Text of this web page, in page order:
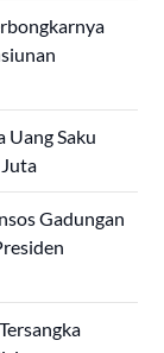
Uang Saku
Gadungan